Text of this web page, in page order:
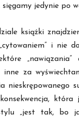
sięgamy jedynie po
książki
i nie
za
nieskrępowanego
która
„jest tak, bo